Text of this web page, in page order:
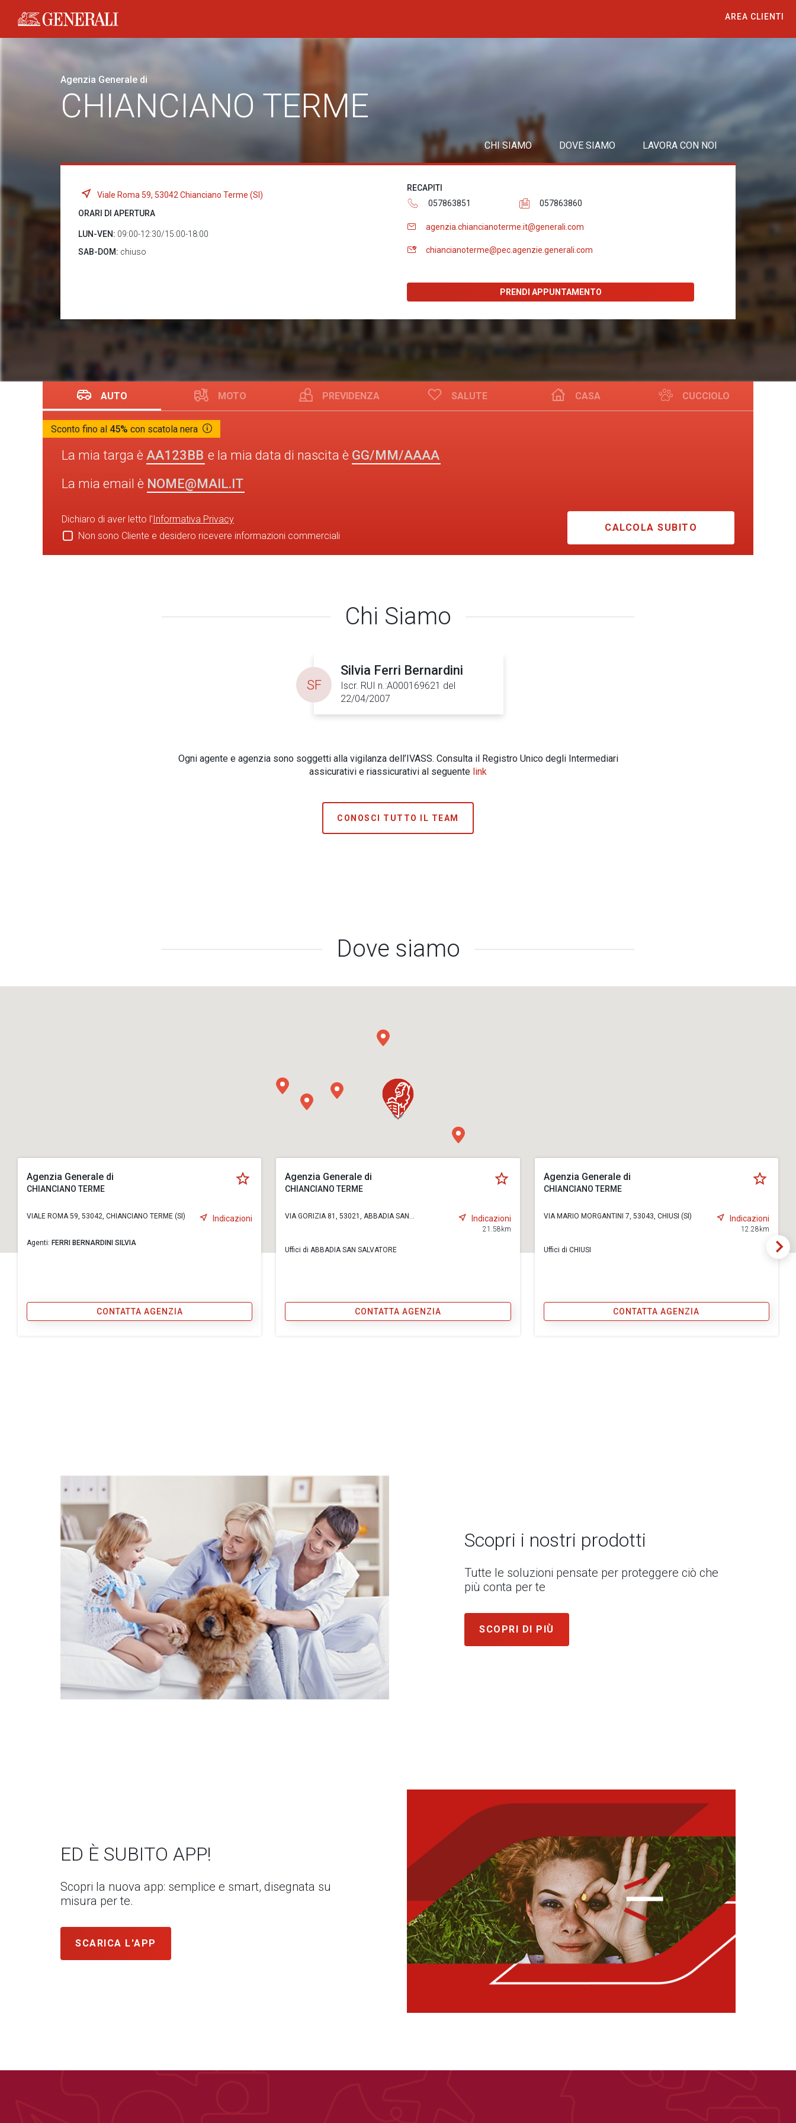
Generali logo
AREA CLIENTI
Agenzia Generale di
CHIANCIANO TERME
CHI SIAMO DOVE SIAMO LAVORA CON NOI
Viale Roma 59, 53042 Chianciano Terme (SI)
ORARI DI APERTURA
LUN-VEN: 09:00-12:30/15:00-18:00
SAB-DOM: chiuso
RECAPITI
057863851
057863860
agenzia.chiancianoterme.it@generali.com
chiancianoterme@pec.agenzie.generali.com
PRENDI APPUNTAMENTO
AUTO MOTO PREVIDENZA SALUTE CASA CUCCIOLO
Sconto fino al 45% con scatola nera
La mia targa è e la mia data di nascita è
La mia email è
Dichiaro di aver letto l'Informativa Privacy
Non sono Cliente e desidero ricevere informazioni commerciali
CALCOLA SUBITO
Chi Siamo
Silvia Ferri Bernardini
Iscr. RUI n.:A000169621 del
22/04/2007
SF
Ogni agente e agenzia sono soggetti alla vigilanza dell’IVASS. Consulta il Registro Unico degli Intermediari
assicurativi e riassicurativi al seguente link
CONOSCI TUTTO IL TEAM
Dove siamo
Agenzia Generale di
CHIANCIANO TERME
VIALE ROMA 59, 53042, CHIANCIANO TERME (SI) Indicazioni
Agenti: FERRI BERNARDINI SILVIA
CONTATTA AGENZIA
Agenzia Generale di
CHIANCIANO TERME
VIA GORIZIA 81, 53021, ABBADIA SAN... Indicazioni
21.58km
Uffici di ABBADIA SAN SALVATORE
CONTATTA AGENZIA
Agenzia Generale di
CHIANCIANO TERME
VIA MARIO MORGANTINI 7, 53043, CHIUSI (SI) Indicazioni
12.28km
Uffici di CHIUSI
CONTATTA AGENZIA
Scopri i nostri prodotti
Tutte le soluzioni pensate per proteggere ciò che
più conta per te
SCOPRI DI PIÙ
ED È SUBITO APP!
Scopri la nuova app: semplice e smart, disegnata su
misura per te.
SCARICA L'APP